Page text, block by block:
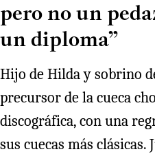
pero no un
un diploma”
Hijo de Hilda y sobrino
precursor de la cueca
discográfica, con una
sus cuecas más clásicas.